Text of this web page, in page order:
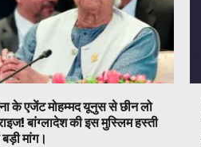
के एजेंट मोहम्मद यूनुस से छीन लो
बांग्लादेश की इस मुस्लिम हस्ती
मांग।